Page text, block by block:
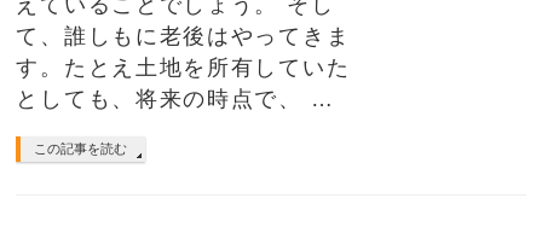
えていることでしょう。 そし
て、誰しもに老後はやってきま
す。たとえ土地を所有していた
としても、将来の時点で、 …
この記事を読む